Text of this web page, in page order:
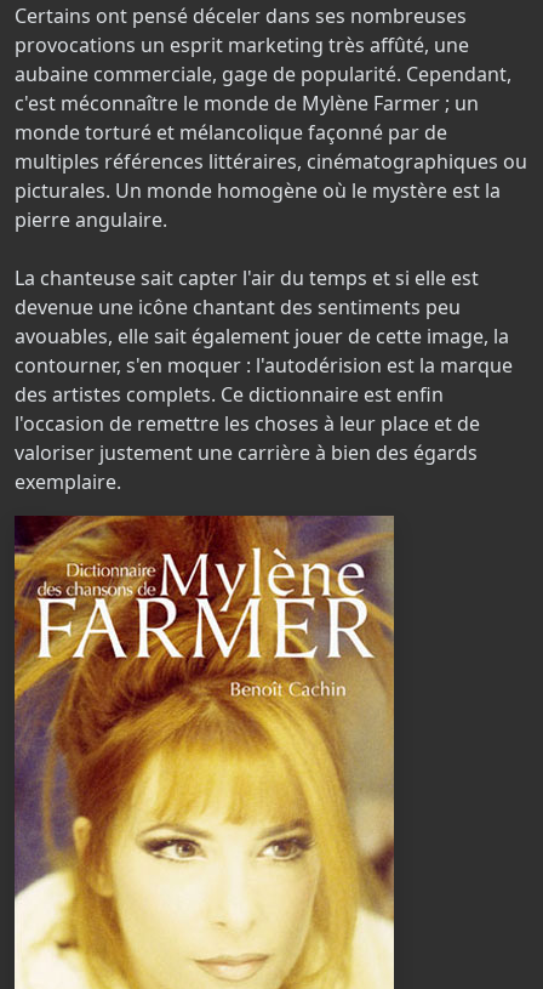
Certains ont pensé déceler dans ses nombreuses
provocations un esprit marketing très affûté, une
aubaine commerciale, gage de popularité. Cependant,
c'est méconnaître le monde de Mylène Farmer ; un
monde torturé et mélancolique façonné par de
multiples références littéraires, cinématographiques ou
picturales. Un monde homogène où le mystère est la
pierre angulaire.
La chanteuse sait capter l'air du temps et si elle est
devenue une icône chantant des sentiments peu
avouables, elle sait également jouer de cette image, la
contourner, s'en moquer : l'autodérision est la marque
des artistes complets. Ce dictionnaire est enfin
l'occasion de remettre les choses à leur place et de
valoriser justement une carrière à bien des égards
exemplaire.